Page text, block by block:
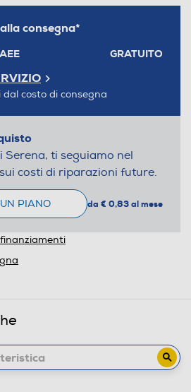
consegna*
GRATUITO
dal costo di consegna
Serena, ti seguiamo nel
costi di riparazioni future.
PIANO da € 0,83 al mese